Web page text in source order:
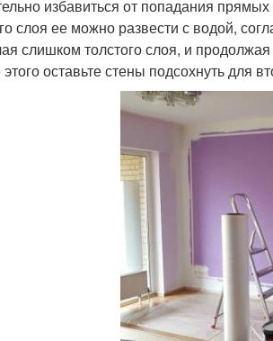
избавиться от попадания
слоя ее можно развести с водой,
слишком толстого слоя, и
оставьте стены подсохнуть для